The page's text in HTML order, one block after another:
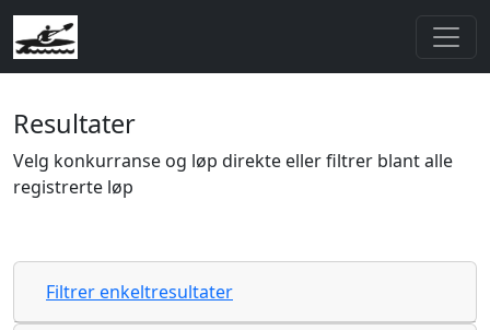
Resultater
Velg konkurranse og løp direkte eller filtrer blant alle
registrerte løp
Filtrer enkeltresultater